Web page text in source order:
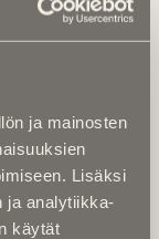
ja mainosten
Lisäksi
ja analytiikka-
käytät
kaksi kertaa
uutiskirjeen